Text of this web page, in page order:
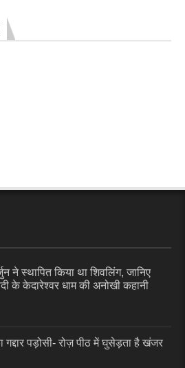
ने स्थापित किया था शिवलिंग, जानिए
के केदारेश्वर धाम की अनोखी कहानी
गद्दार पड़ोसी- रोज़ पीठ में घुसेड़ता है खंजर